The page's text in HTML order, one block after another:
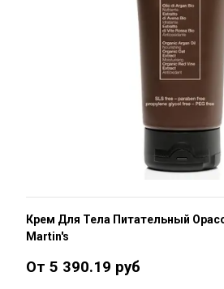
Крем Для Тела Питательный
Martin's
От 5 390.19 руб